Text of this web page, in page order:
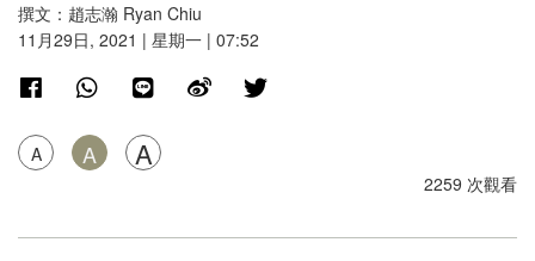
撰文：趙志瀚 Ryan Chiu
11月29日, 2021 | 星期一 | 07:52
A A A
2259 次觀看